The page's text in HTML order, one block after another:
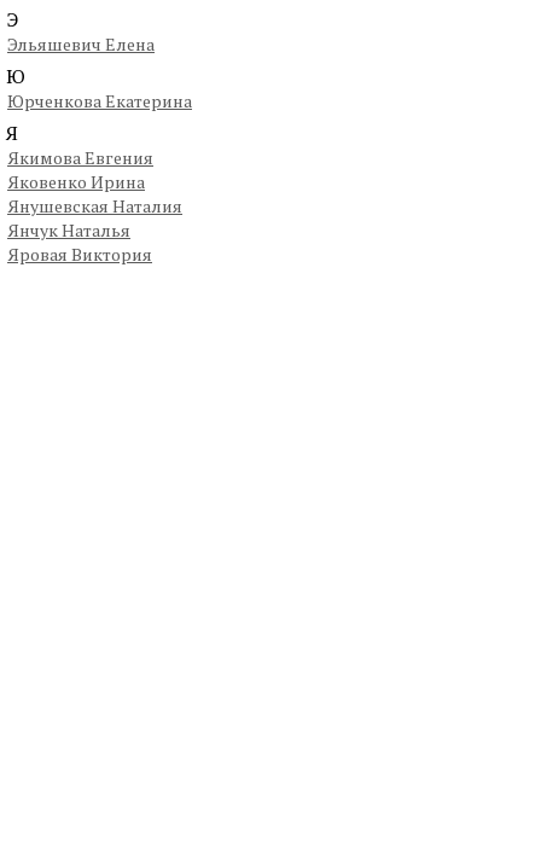
Э
Эльяшевич Елена
Ю
Юрченкова Екатерина
Я
Якимова Евгения
Яковенко Ирина
Янушевская Наталия
Янчук Наталья
Яровая Виктория